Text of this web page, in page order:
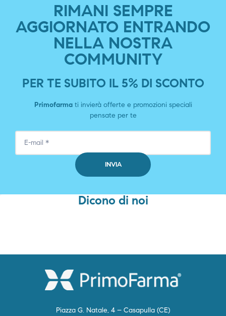
RIMANI SEMPRE
AGGIORNATO ENTRANDO
NELLA NOSTRA
COMMUNITY
PER TE SUBITO IL 5% DI SCONTO
Primofarmati invierà offerte e promozioni speciali
pensate per te
Dicono di noi
Piazza G. Natale, 4 – Casapulla (CE)